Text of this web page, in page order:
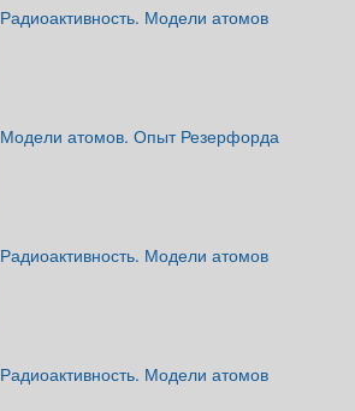
Радиоактивность. Модели атомов
Модели атомов. Опыт Резерфорда
Радиоактивность. Модели атомов
Радиоактивность. Модели атомов